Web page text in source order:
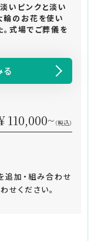
いピンクと淡い
輪のお花を使い
式場でご葬儀を
110,000~ （税込）
追加・組み合わせ
せください。